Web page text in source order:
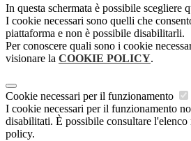
In questa schermata è possibile scegliere
I cookie necessari sono quelli che
piattaforma e non è possibile disabilitarli.
Per conoscere quali sono i cookie
visionare la COOKIE POLICY.
Cookie necessari per il funzionamento
I cookie necessari per il funzionamento
disabilitati. È possibile consultare
policy.